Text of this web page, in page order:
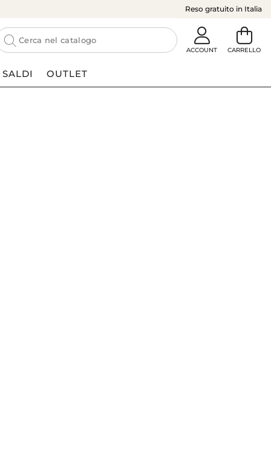
Reso gratuito in Italia
SALDI OUTLET